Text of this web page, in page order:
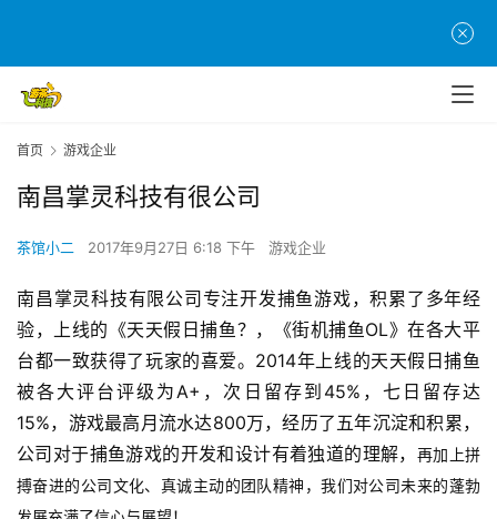
首
页
茶
创
游
戏
业
界
手
机
游
首页 游戏企业
南昌掌灵科技有很公司
茶馆小二 2017年9月27日 6:18 下午 游戏企业
南昌掌灵科技有限公司专注开发捕鱼游戏，积累了多年经
验，上线的《天天假日捕鱼？，《街机捕鱼OL》在各大平
台都一致获得了玩家的喜爱。2014年上线的天天假日捕鱼
被各大评台评级为A+，次日留存到45%，七日留存达
15%，游戏最高月流水达800万，经历了五年沉淀和积累，
公司对于捕鱼游戏的开发和设计有着独道的理解，
再加上拼
搏奋进的公司文化、真诚主动的团 队精神，我们对公司未来的蓬勃